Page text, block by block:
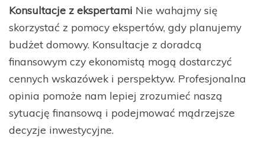
Konsultacje z ekspertami Nie wahajmy się
skorzystać z pomocy ekspertów, gdy planujemy
budżet domowy. Konsultacje z doradcą
finansowym czy ekonomistą mogą dostarczyć
cennych wskazówek i perspektyw. Profesjonalna
opinia pomoże nam lepiej zrozumieć naszą
sytuację finansową i podejmować mądrzejsze
decyzje inwestycyjne.